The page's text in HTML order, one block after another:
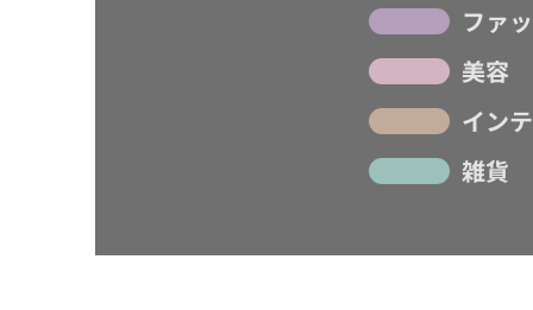
ファ
美容
イン
雑貨